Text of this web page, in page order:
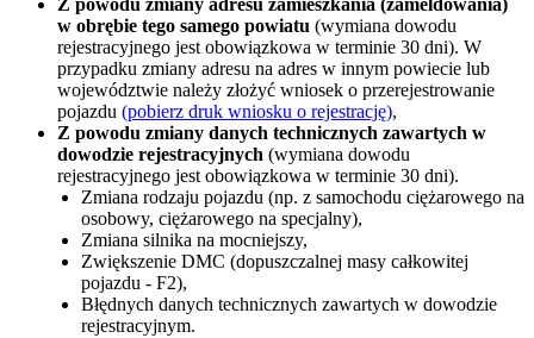
Z powodu zmiany adresu zamieszkania (zameldowania)
w obrębie tego samego powiatu (wymiana dowodu
rejestracyjnego jest obowiązkowa w terminie 30 dni). W
przypadku zmiany adresu na adres w innym powiecie lub
województwie należy złożyć wniosek o przerejestrowanie
pojazdu (pobierz druk wniosku o rejestrację),
Z powodu zmiany danych technicznych zawartych w
dowodzie rejestracyjnych (wymiana dowodu
rejestracyjnego jest obowiązkowa w terminie 30 dni).
Zmiana rodzaju pojazdu (np. z samochodu ciężarowego na
osobowy, ciężarowego na specjalny),
Zmiana silnika na mocniejszy,
Zwiększenie DMC (dopuszczalnej masy całkowitej
pojazdu - F2),
Błędnych danych technicznych zawartych w dowodzie
rejestracyjnym.